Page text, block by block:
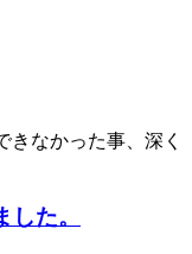
きなかった事、深く
た。